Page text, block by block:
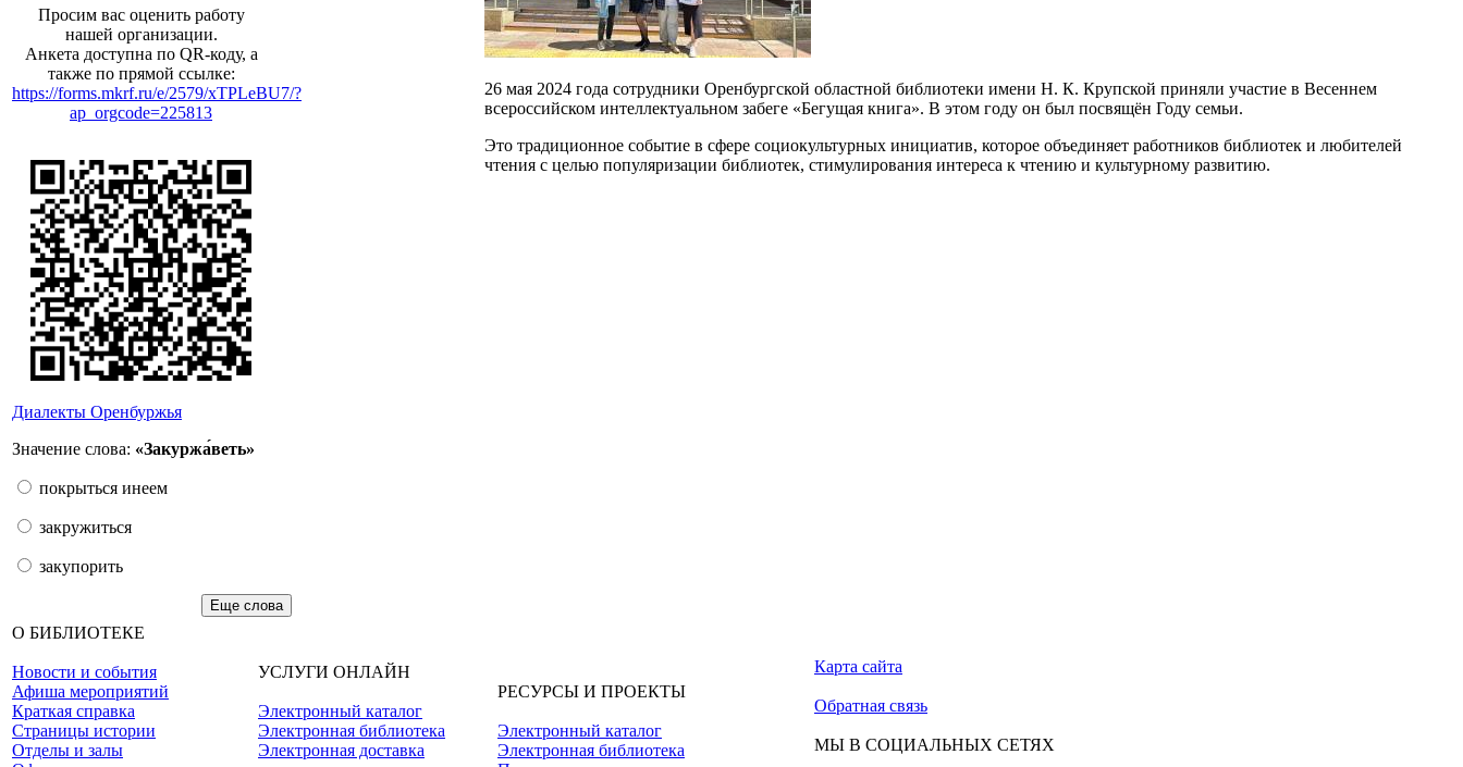
Просим вас оценить работу
нашей организации.
Анкета доступна по QR-коду, а
также по прямой ссылке:
https://forms.mkrf.ru/e/2579/xTPLeBU7/?
ap_orgcode=225813
Диалекты Оренбуржья
Значение слова: «Закуржа́веть»
покрыться инеем
закружиться
закупорить
Еще слова
26 мая 2024 года сотрудники Оренбургской областной библиотеки имени Н. К. Крупской приняли участие в Весеннем
всероссийском интеллектуальном забеге «Бегущая книга». В этом году он был посвящён Году семьи.
Это традиционное событие в сфере социокультурных инициатив, которое объединяет работников библиотек и любителей
чтения с целью популяризации библиотек, стимулирования интереса к чтению и культурному развитию.
О БИБЛИОТЕКЕ
Новости и события
Афиша мероприятий
Краткая справка
Страницы истории
Отделы и залы
УСЛУГИ ОНЛАЙН
Электронный каталог
Электронная библиотека
Электронная доставка
РЕСУРСЫ И ПРОЕКТЫ
Электронный каталог
Электронная библиотека
Карта сайта
Обратная связь
МЫ В СОЦИАЛЬНЫХ СЕТЯХ